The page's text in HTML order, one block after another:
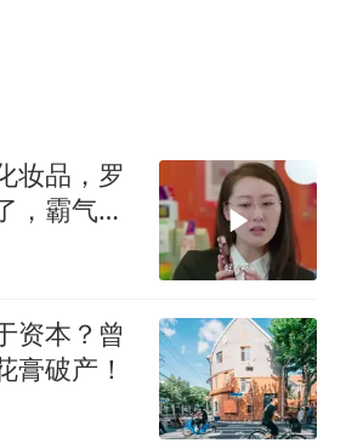
妆品，罗
，霸气回
资本？曾
膏破产！